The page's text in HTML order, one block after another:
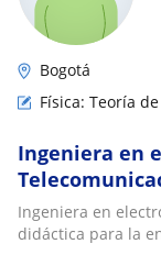
Bogotá
Física: Teoría
Ingeniera en
para la
Ingeniera en
didáctica para la